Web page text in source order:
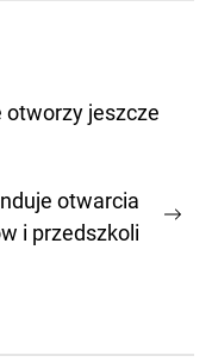
otworzy jeszcze
otwarcia
i przedszkoli